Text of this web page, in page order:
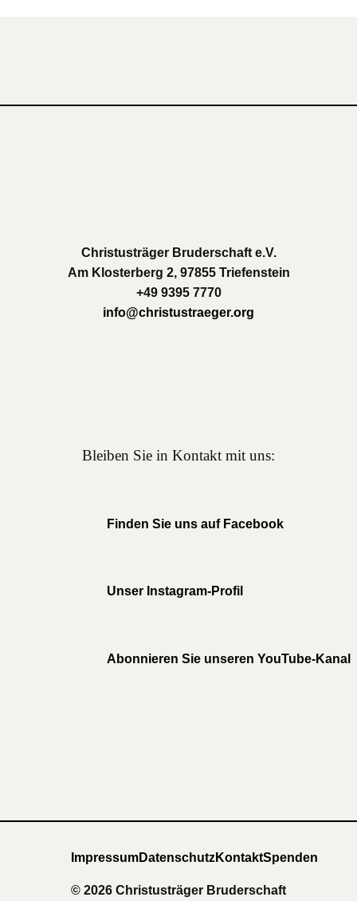
Christusträger Bruderschaft e.V.
Am Klosterberg 2, 97855 Triefenstein
+49 9395 7770
info@christustraeger.org
Bleiben Sie in Kontakt mit uns:
Finden Sie uns auf Facebook
Unser Instagram-Profil
Abonnieren Sie unseren YouTube-Kanal
ImpressumDatenschutzKontaktSpenden
© 2026 Christusträger Bruderschaft